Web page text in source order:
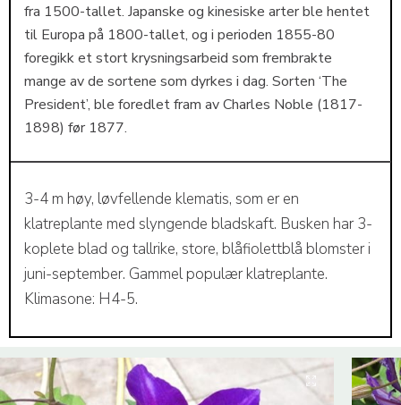
fra 1500-tallet. Japanske og kinesiske arter ble hentet
til Europa på 1800-tallet, og i perioden 1855-80
foregikk et stort krysningsarbeid som frembrakte
mange av de sortene som dyrkes i dag. Sorten ‘The
President’, ble foredlet fram av Charles Noble (1817-
1898) før 1877.
3-4 m høy, løvfellende klematis, som er en
klatreplante med slyngende bladskaft. Busken har 3-
koplete blad og tallrike, store, blåfiolettblå blomster i
juni-september. Gammel populær klatreplante.
Klimasone: H4-5.